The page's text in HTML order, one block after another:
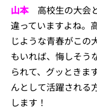
山本高校生の大会と
違っていますよね。
じような青春がこの
もいれば、悔しそ
られて、グッときま
んとして活躍される
します！